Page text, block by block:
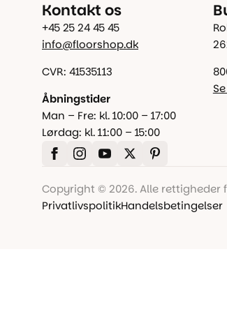
Kontakt os
+45 25 24 45 45
info@floorshop.dk
CVR: 41535113
Åbningstider
Man – Fre: kl. 10:00 – 17:00
Lørdag: kl. 11:00 – 15:00
Copyright © 2026. Alle rettigheder
PrivatlivspolitikHandelsbetingelser